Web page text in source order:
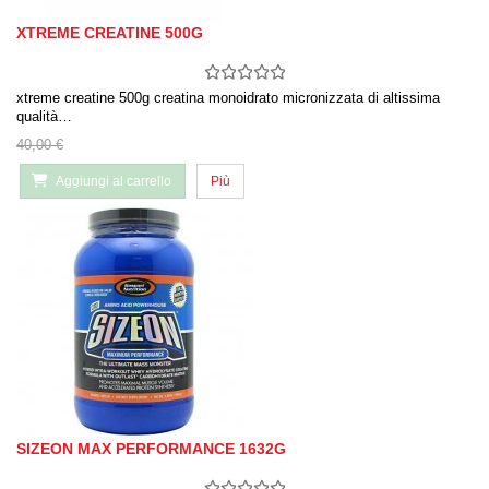
XTREME CREATINE 500G
xtreme creatine 500g creatina monoidrato micronizzata di altissima
qualità…
40,00 €
Aggiungi al carrello Più
SIZEON MAX PERFORMANCE 1632G